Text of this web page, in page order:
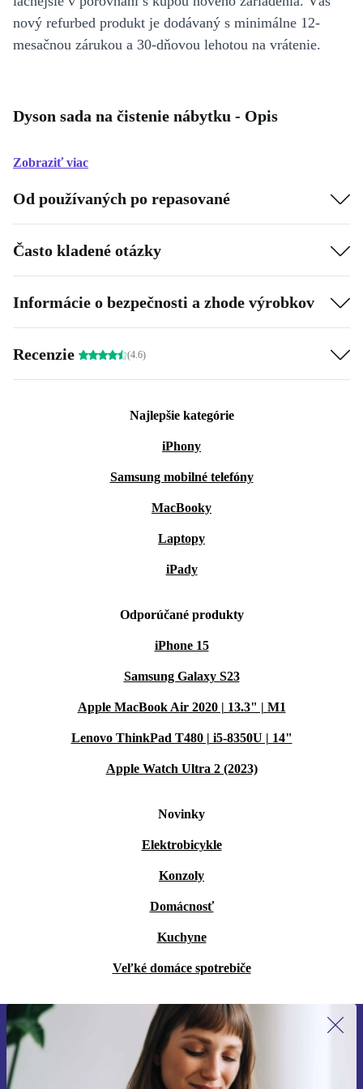
nový refurbed produkt je dodávaný s minimálne 12-
mesačnou zárukou a 30-dňovou lehotou na vrátenie.
Dyson sada na čistenie nábytku - Opis
Zobraziť viac
Od používaných po repasované
Často kladené otázky
Informácie o bezpečnosti a zhode výrobkov
Recenzie (4.6)
Najlepšie kategórie
iPhony
Samsung mobilné telefóny
MacBooky
Laptopy
iPady
Odporúčané produkty
iPhone 15
Samsung Galaxy S23
Apple MacBook Air 2020 | 13.3" | M1
Lenovo ThinkPad T480 | i5-8350U | 14"
Apple Watch Ultra 2 (2023)
Novinky
Elektrobicykle
Konzoly
Domácnosť
Kuchyne
Veľké domáce spotrebiče
Prihláste sa prvýkrát na newsletter!
Už nikdy nezmeškajte ponuku.